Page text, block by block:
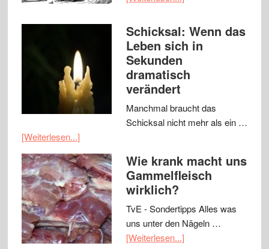
Schicksal: Wenn das
Leben sich in
Sekunden
dramatisch
verändert
Manchmal braucht das
Schicksal nicht mehr als ein …
[Weiterlesen...]
Wie krank macht uns
Gammelfleisch
wirklich?
TvE - Sondertipps Alles was
uns unter den Nägeln …
[Weiterlesen...]